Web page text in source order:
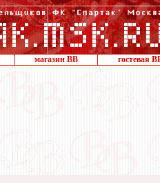
магазин ВВ гостевая